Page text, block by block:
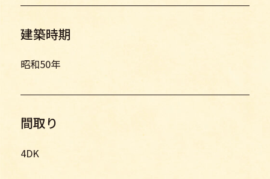
建築時期
昭和50年
間取り
4DK